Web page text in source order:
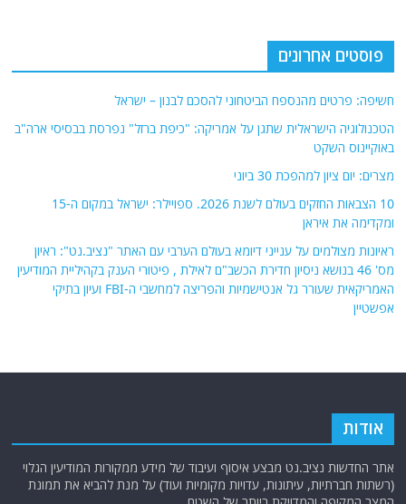
פוסטים אחרונים
חשיפה: פרטים מהנספח הביטחוני להסכם לבנון – ישראל
הטכנולוגיה הישראלית שתגן על אמריקה: "כיפת ברזל" נפרסת בבסיסי ארה"ב
באוקיינוס השקט
ומקדימה את איראן
מס' 46 בנושא ניסיון חדירת הכשב"ם לאילת , פיטורי הענק בקהיליית המודיעין
האמריקאית שעורר גל אנטישמיות והפריצה למחשבי ה-FBI ועיון בתיקי
אפשטיין